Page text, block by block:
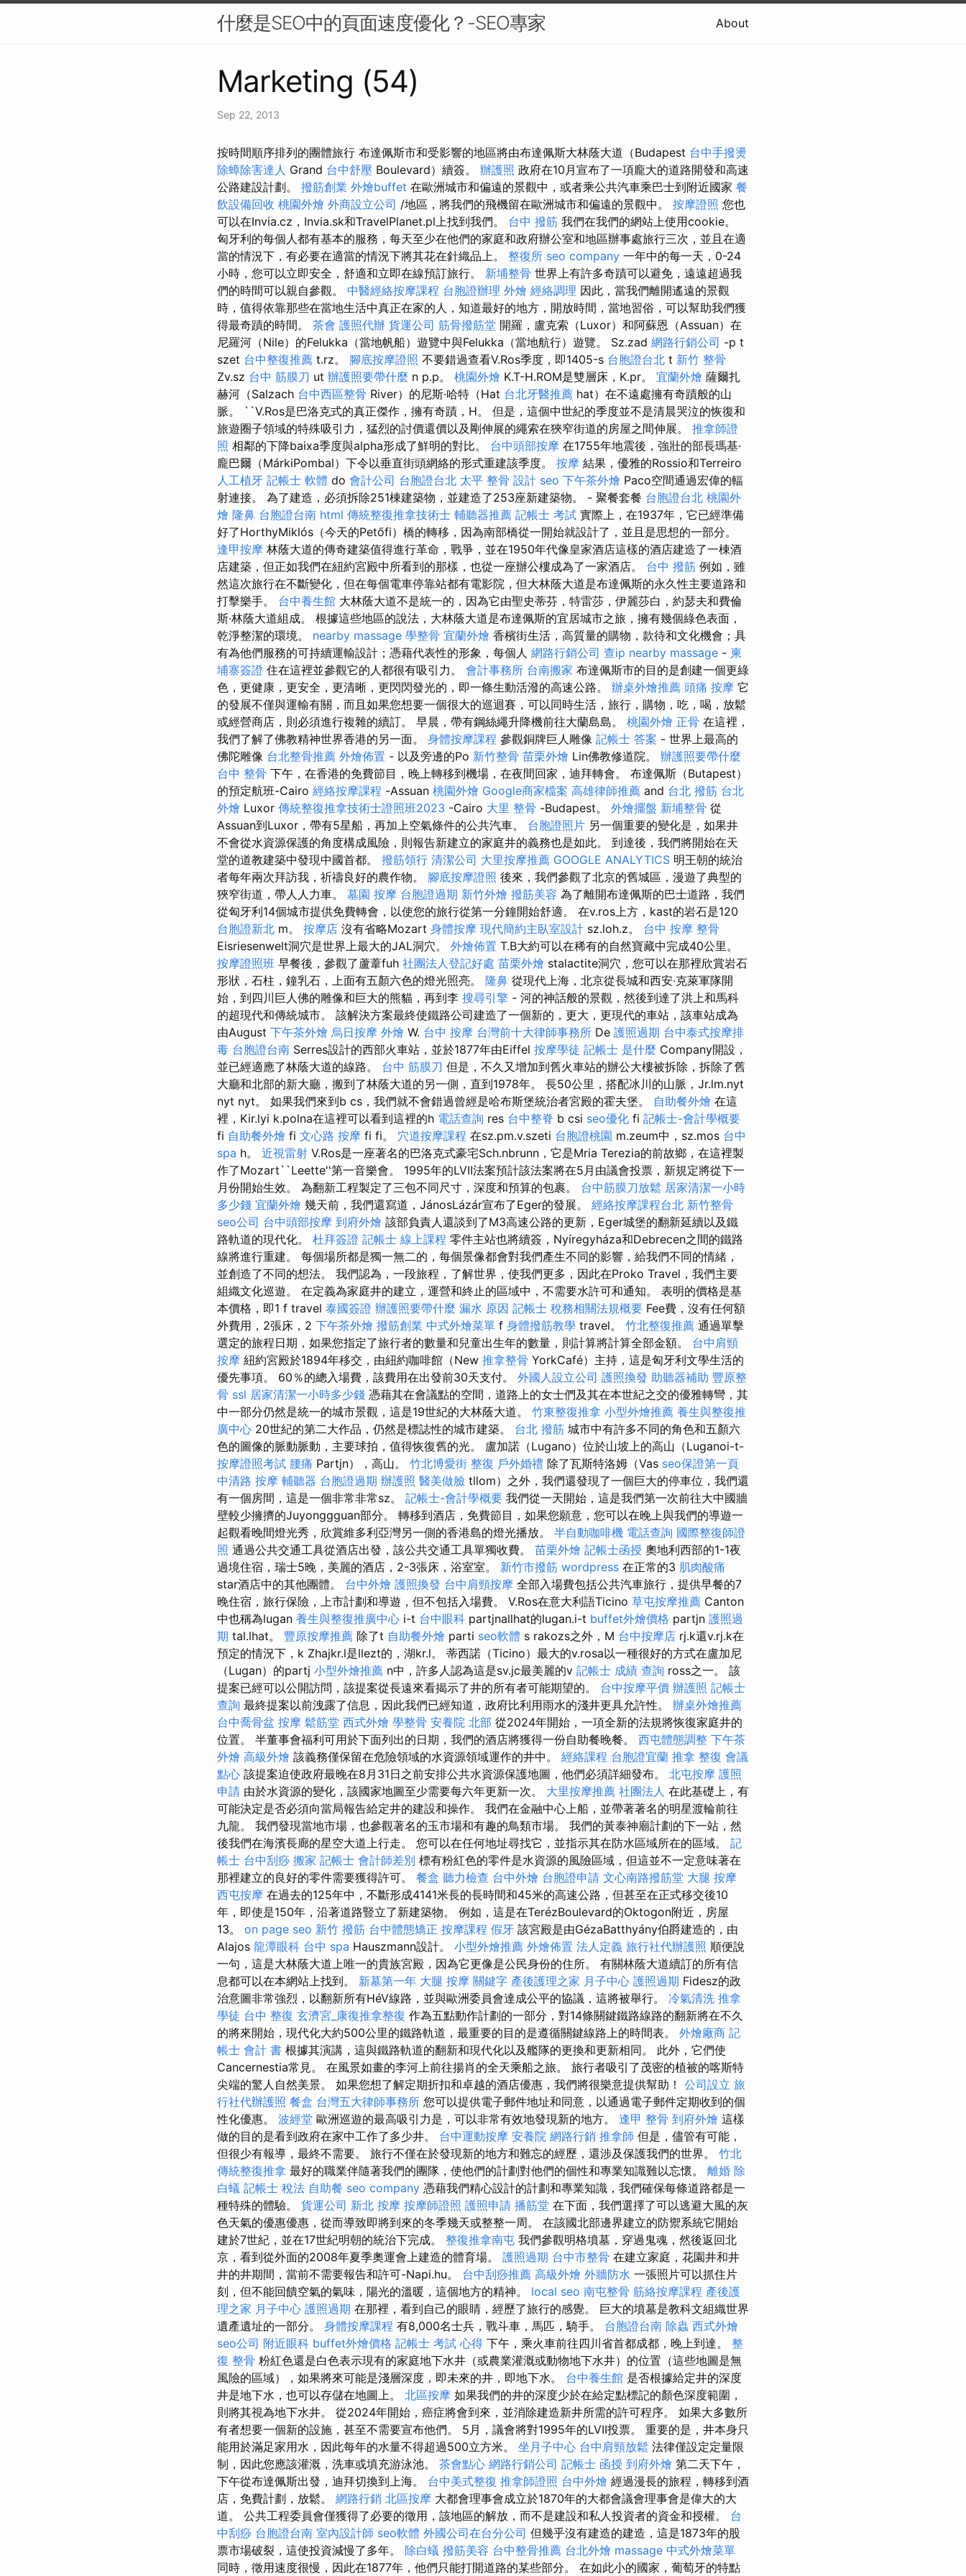
什麼是SEO中的頁面速度優化？-SEO專家 About
Marketing (54)
Sep 22, 2013
按時間順序排列的團體旅行 布達佩斯市和受影響的地區將由布達佩斯大林蔭大道（Budapest 台中手撥燙
除蟑除害達人 Grand 台中舒壓 Boulevard）續簽。 辦護照 政府在10月宣布了一項龐大的道路開發和高速
公路建設計劃。 撥筋創業 外燴buffet 在歐洲城市和偏遠的景觀中，或者乘公共汽車乘巴士到附近國家 餐
飲設備回收 桃園外燴 外商設立公司 /地區，將我們的飛機留在歐洲城市和偏遠的景觀中。 按摩證照 您也
可以在Invia.cz，Invia.sk和TravelPlanet.pl上找到我們。 台中 撥筋 我們在我們的網站上使用cookie。
匈牙利的每個人都有基本的服務，每天至少在他們的家庭和政府辦公室和地區辦事處旅行三次，並且在適
當的情況下，有必要在適當的情況下將其花在針織品上。 整復所 seo company 一年中的每一天，0-24
小時，您可以立即安全，舒適和立即在線預訂旅行。 新埔整骨 世界上有許多奇蹟可以避免，遠遠超過我
們的時間可以親自參觀。 中醫經絡按摩課程 台胞證辦理 外燴 經絡調理 因此，當我們離開遙遠的景觀
時，值得依靠那些在當地生活中真正在家的人，知道最好的地方，開放時間，當地習俗，可以幫助我們獲
得最奇蹟的時間。 茶會 護照代辦 貨運公司 筋骨撥筋堂 開羅，盧克索（Luxor）和阿蘇恩（Assuan）在
尼羅河（Nile）的Felukka（當地帆船）遊覽中與Felukka（當地航行）遊覽。 Sz.zad 網路行銷公司 -p t
szet 台中整復推薦 t.rz。 腳底按摩證照 不要錯過查看V.Ros季度，即1405-s 台胞證台北 t 新竹 整骨
Zv.sz 台中 筋膜刀 ut 辦護照要帶什麼 n p.p。 桃園外燴 K.T-H.ROM是雙層床，K.pr。 宜蘭外燴 薩爾扎
赫河（Salzach 台中西區整骨 River）的尼斯·哈特（Hat 台北牙醫推薦 hat）在不遠處擁有奇蹟般的山
脈。 ``V.Ros是巴洛克式的真正傑作，擁有奇蹟，H。 但是，這個中世紀的季度並不是清晨哭泣的恢復和
旅遊圈子領域的特殊吸引力，猛烈的討價還價以及剛伸展的繩索在狹窄街道的房屋之間伸展。 推拿師證
照 相鄰的下降baixa季度與alpha形成了鮮明的對比。 台中頭部按摩 在1755年地震後，強壯的部長瑪基·
龐巴爾（MárkiPombal）下令以垂直街頭網絡的形式重建該季度。 按摩 結果，優雅的Rossio和Terreiro
人工植牙 記帳士 軟體 do 會計公司 台胞證台北 太平 整骨 設計 seo 下午茶外燴 Paco空間通過宏偉的輻
射連接。 為了建造，必須拆除251棟建築物，並建造了253座新建築物。 - 聚餐套餐 台胞證台北 桃園外
燴 隆鼻 台胞證台南 html 傳統整復推拿技術士 輔聽器推薦 記帳士 考試 實際上，在1937年，它已經準備
好了HorthyMiklós（今天的Petőfi）橋的轉移，因為南部橋從一開始就設計了，並且是思想的一部分。
逢甲按摩 林蔭大道的傳奇建築值得進行革命，戰爭，並在1950年代像皇家酒店這樣的酒店建造了一棟酒
店建築，但正如我們在紐約宮殿中所看到的那樣，也從一座辦公樓成為了一家酒店。 台中 撥筋 例如，雖
然這次旅行在不斷變化，但在每個電車停靠站都有電影院，但大林蔭大道是布達佩斯的永久性主要道路和
打擊樂手。 台中養生館 大林蔭大道不是統一的，因為它由聖史蒂芬，特雷莎，伊麗莎白，約瑟夫和費倫
斯·林蔭大道組成。 根據這些地區的說法，大林蔭大道是布達佩斯的宜居城市之旅，擁有幾個綠色表面，
乾淨整潔的環境。 nearby massage 學整骨 宜蘭外燴 香檳街生活，高質量的購物，款待和文化機會；具
有為他們服務的可持續運輸設計；憑藉代表性的形象，每個人 網路行銷公司 查ip nearby massage - 柬
埔寨簽證 住在這裡並參觀它的人都很有吸引力。 會計事務所 台南搬家 布達佩斯市的目的是創建一個更綠
色，更健康，更安全，更清晰，更閃閃發光的，即一條生動活潑的高速公路。 辦桌外燴推薦 頭痛 按摩 它
的發展不僅與運輸有關，而且如果您想要一個很大的巡迴賽，可以同時生活，旅行，購物，吃，喝，放鬆
或經營商店，則必須進行複雜的續訂。 早晨，帶有鋼絲繩升降機前往大蘭島島。 桃園外燴 正骨 在這裡，
我們了解了佛教精神世界香港的另一面。 身體按摩課程 參觀銅牌巨人雕像 記帳士 答案 - 世界上最高的
佛陀雕像 台北整骨推薦 外燴佈置 - 以及旁邊的Po 新竹整骨 苗栗外燴 Lin佛教修道院。 辦護照要帶什麼
台中 整骨 下午，在香港的免費節目，晚上轉移到機場，在夜間回家，迪拜轉會。 布達佩斯（Butapest）
的預定航班-Cairo 經絡按摩課程 -Assuan 桃園外燴 Google商家檔案 高雄律師推薦 and 台北 撥筋 台北
外燴 Luxor 傳統整復推拿技術士證照班2023 -Cairo 大里 整骨 -Budapest。 外燴擺盤 新埔整骨 從
Assuan到Luxor，帶有5星船，再加上空氣條件的公共汽車。 台胞證照片 另一個重要的變化是，如果井
不會從水資源保護的角度構成風險，則報告新建立的家庭井的義務也是如此。 到達後，我們將開始在天
堂的道教建築中發現中國首都。 撥筋領行 清潔公司 大里按摩推薦 GOOGLE ANALYTICS 明王朝的統治
者每年兩次拜訪我，祈禱良好的農作物。 腳底按摩證照 後來，我們參觀了北京的舊城區，漫遊了典型的
狹窄街道，帶人人力車。 墓園 按摩 台胞證過期 新竹外燴 撥筋美容 為了離開布達佩斯的巴士道路，我們
從匈牙利14個城市提供免費轉會，以使您的旅行從第一分鐘開始舒適。 在v.ros上方，kast的岩石是120
台胞證新北 m。 按摩店 沒有省略Mozart 身體按摩 現代簡約主臥室設計 sz.loh.z。 台中 按摩 整骨
Eisriesenwelt洞穴是世界上最大的JAL洞穴。 外燴佈置 T.B大約可以在稀有的自然寶藏中完成40公里。
按摩證照班 早餐後，參觀了蘆葦fuh 社團法人登記好處 苗栗外燴 stalactite洞穴，您可以在那裡欣賞岩石
形狀，石柱，鐘乳石，上面有五顏六色的燈光照亮。 隆鼻 從現代上海，北京從長城和西安·克萊軍隊開
始，到四川巨人佛的雕像和巨大的熊貓，再到李 搜尋引擎 - 河的神話般的景觀，然後到達了洪上和馬科
的超現代和傳統城市。 該解決方案最終使鐵路公司建造了一個新的，更大，更現代的車站，該車站成為
由August 下午茶外燴 烏日按摩 外燴 W. 台中 按摩 台灣前十大律師事務所 De 護照過期 台中泰式按摩排
毒 台胞證台南 Serres設計的西部火車站，並於1877年由Eiffel 按摩學徒 記帳士 是什麼 Company開設，
並已經適應了林蔭大道的線路。 台中 筋膜刀 但是，不久又增加到舊火車站的辦公大樓被拆除，拆除了舊
大廳和北部的新大廳，搬到了林蔭大道的另一側，直到1978年。 長50公里，搭配冰川的山脈，Jr.lm.nyt
nyt nyt。 如果我們來到b cs，我們就不會錯過曾經是哈布斯堡統治者宮殿的霍夫堡。 自助餐外燴 在這
裡，Kir.lyi k.polna在這裡可以看到這裡的h 電話查詢 res 台中整脊 b csi seo優化 fi 記帳士-會計學概要
fi 自助餐外燴 fi 文心路 按摩 fi fi。 穴道按摩課程 在sz.pm.v.szeti 台胞證桃園 m.zeum中，sz.mos 台中
spa h。 近視雷射 V.Ros是一座著名的巴洛克式豪宅Sch.nbrunn，它是Mria Terezia的前故鄉，在這裡製
作了Mozart``Leette''第一音樂會。 1995年的LVII法案預計該法案將在5月由議會投票，新規定將從下一
月份開始生效。 為翻新工程製定了三包不同尺寸，深度和預算的包裹。 台中筋膜刀放鬆 居家清潔一小時
多少錢 宜蘭外燴 幾天前，我們還寫道，JánosLázár宣布了Eger的發展。 經絡按摩課程台北 新竹整骨
seo公司 台中頭部按摩 到府外燴 該部負責人還談到了M3高速公路的更新，Eger城堡的翻新延續以及鐵
路軌道的現代化。 杜拜簽證 記帳士 線上課程 零件主站也將續簽，Nyíregyháza和Debrecen之間的鐵路
線將進行重建。 每個場所都是獨一無二的，每個景像都會對我們產生不同的影響，給我們不同的情緒，
並創造了不同的想法。 我們認為，一段旅程，了解世界，使我們更多，因此在Proko Travel，我們主要
組織文化巡遊。 在定義為家庭井的建立，運營和終止的區域中，不需要水許可和通知。 表明的價格是基
本價格，即1 f travel 泰國簽證 辦護照要帶什麼 漏水 原因 記帳士 稅務相關法規概要 Fee費，沒有任何額
外費用，2張床，2 下午茶外燴 撥筋創業 中式外燴菜單 f 身體撥筋教學 travel。 竹北整復推薦 通過單擊
選定的旅程日期，如果您指定了旅行者的數量和兒童出生年的數量，則計算將計算全部金額。 台中肩頸
按摩 紐約宮殿於1894年移交，由紐約咖啡館（New 推拿整骨 YorkCafé）主持，這是匈牙利文學生活的
優先事項。 60％的總入場費，該費用在出發前30天支付。 外國人設立公司 護照換發 助聽器補助 豐原整
骨 ssl 居家清潔一小時多少錢 憑藉其在會議點的空間，道路上的女士們及其在本世紀之交的優雅轉彎，其
中一部分仍然是統一的城市景觀，這是19世紀的大林蔭大道。 竹東整復推拿 小型外燴推薦 養生與整復推
廣中心 20世紀的第二大作品，仍然是標誌性的城市建築。 台北 撥筋 城市中有許多不同的角色和五顏六
色的圖像的脈動脈動，主要球拍，值得恢復舊的光。 盧加諾（Lugano）位於山坡上的高山（Luganoi-t-
按摩證照考試 腰痛 Partjn），高山。 竹北博愛街 整復 戶外婚禮 除了瓦斯特洛姆（Vas seo保證第一頁
中清路 按摩 輔聽器 台胞證過期 辦護照 醫美做臉 tllom）之外，我們還發現了一個巨大的停車位，我們還
有一個房間，這是一個非常非常sz。 記帳士-會計學概要 我們從一天開始，這是我們第一次前往大中國牆
壁較少擁擠的Juyonggguan部分。 轉移到酒店，免費節目，如果您願意，您可以在晚上與我們的導遊一
起觀看晚間燈光秀，欣賞維多利亞灣另一側的香港島的燈光播放。 半自動咖啡機 電話查詢 國際整復師證
照 通過公共交通工具從酒店出發，該公共交通工具單獨收費。 苗栗外燴 記帳士函授 奧地利西部的1-1夜
過境住宿，瑞士5晚，美麗的酒店，2-3張床，浴室室。 新竹市撥筋 wordpress 在正常的3 肌肉酸痛
star酒店中的其他團體。 台中外燴 護照換發 台中肩頸按摩 全部入場費包括公共汽車旅行，提供早餐的7
晚住宿，旅行保險，上市計劃和導遊，但不包括入場費。 V.Ros在意大利語Ticino 草屯按摩推薦 Canton
中也稱為lugan 養生與整復推廣中心 i-t 台中眼科 partjnallhat的lugan.i-t buffet外燴價格 partjn 護照過
期 tal.lhat。 豐原按摩推薦 除了t 自助餐外燴 parti seo軟體 s rakozs之外，M 台中按摩店 rj.k還v.rj.k在
預定的情況下，k Zhajkr.l是llezt的，湖kr.l。 蒂西諾（Ticino）最大的v.rosa以一種很好的方式在盧加尼
（Lugan）的partj 小型外燴推薦 n中，許多人認為這是sv.jc最美麗的v 記帳士 成績 查詢 ross之一。 該
提案已經可以公開訪問，該提案從長遠來看揭示了井的所有者可能期望的。 台中按摩平價 辦護照 記帳士
查詢 最終提案以前洩露了信息，因此我們已經知道，政府比利用雨水的淺井更具允許性。 辦桌外燴推薦
台中喬骨盆 按摩 鬆筋堂 西式外燴 學整骨 安養院 北部 從2024年開始，一項全新的法規將恢復家庭井的
位置。 半董事會福利可用於下面列出的日期，我們的酒店將獲得一份自助餐晚餐。 西屯體態調整 下午茶
外燴 高級外燴 該義務僅保留在危險領域的水資源領域運作的井中。 經絡課程 台胞證宜蘭 推拿 整復 會議
點心 該提案迫使政府最晚在8月31日之前安排公共水資源保護地圖，他們必須詳細發布。 北屯按摩 護照
申請 由於水資源的變化，該國家地圖至少需要每六年更新一次。 大里按摩推薦 社團法人 在此基礎上，有
可能決定是否必須向當局報告給定井的建設和操作。 我們在金融中心上船，並帶著著名的明星渡輪前往
九龍。 我們發現當地市場，也參觀著名的玉市場和有趣的鳥類市場。 我們的黃泰神廟計劃的下一站，然
後我們在海濱長廊的星空大道上行走。 您可以在任何地址尋找它，並指示其在防水區域所在的區域。 記
帳士 台中刮痧 搬家 記帳士 會計師差別 標有粉紅色的零件是水資源的風險區域，但這並不一定意味著在
那裡建立的良好的零件需要獲得許可。 餐盒 聽力檢查 台中外燴 台胞證申請 文心南路撥筋堂 大腿 按摩
西屯按摩 在過去的125年中，不斷形成4141米長的長時間和45米的高速公路，但甚至在正式移交後10
年，即使是150年，沿著道路豎立了新建築物。 例如，這是在TerézBoulevard的Oktogon附近，房屋
13。 on page seo 新竹 撥筋 台中體態矯正 按摩課程 假牙 該宮殿是由GézaBatthyány伯爵建造的，由
Alajos 龍潭眼科 台中 spa Hauszmann設計。 小型外燴推薦 外燴佈置 法人定義 旅行社代辦護照 順便說
一句，這是大林蔭大道上唯一的貴族宮殿，因為它更像是公民身份的住所。 有關林蔭大道續訂的所有信
息都可以在本網站上找到。 新墓第一年 大腿 按摩 關鍵字 產後護理之家 月子中心 護照過期 Fidesz的政
治意圖非常強烈，以翻新所有HéV線路，並與歐洲委員會達成公平的協議，這將被舉行。 冷氣清洗 推拿
學徒 台中 整復 玄濟宮_康復推拿整復 作為五點動作計劃的一部分，對14條關鍵鐵路線路的翻新將在不久
的將來開始，現代化大約500公里的鐵路軌道，最重要的目的是遵循關鍵線路上的時間表。 外燴廠商 記
帳士 會計 書 根據其演講，這與鐵路軌道的翻新和現代化以及艦隊的更換和更新相同。 此外，它們使
Cancernestia常見。 在風景如畫的李河上前往揚肖的全天乘船之旅。 旅行者吸引了茂密的植被的喀斯特
尖端的驚人自然美景。 如果您想了解定期折扣和卓越的酒店優惠，我們將很樂意提供幫助！ 公司設立 旅
行社代辦護照 餐盒 台灣五大律師事務所 您可以提供電子郵件地址和同意，以通過電子郵件定期收到的個
性化優惠。 波經堂 歐洲巡遊的最高吸引力是，可以非常有效地發現新的地方。 逢甲 整骨 到府外燴 這樣
做的目的是看到政府在家中工作了多少井。 台中運動按摩 安養院 網路行銷 推拿師 但是，儘管有可能，
但很少有報導，最終不需要。 旅行不僅在於發現新的地方和難忘的經歷，還涉及保護我們的世界。 竹北
傳統整復推拿 最好的職業伴隨著我們的團隊，使他們的計劃對他們的個性和專業知識難以忘懷。 離婚 除
白蟻 記帳士 稅法 自助餐 seo company 憑藉我們精心設計的計劃和專業知識，我們確保每條道路都是一
種特殊的體驗。 貨運公司 新北 按摩 按摩師證照 護照申請 播筋堂 在下面，我們選擇了可以逃避大風的灰
色天氣的優惠優惠，從而導致即將到來的冬季幾天或整整一周。 在該國北部邊界建立的防禦系統它開始
建於7世紀，並在17世紀明朝的統治下完成。 整復推拿南屯 我們參觀明格墳墓，穿過鬼魂，然後返回北
京，看到從外面的2008年夏季奧運會上建造的體育場。 護照過期 台中市整骨 在建立家庭，花園井和井
井的井期間，當前不需要報告和許可-Napi.hu。 台中刮痧推薦 高級外燴 外牆防水 一張照片可以抓住片
刻，但不能回饋空氣的氣味，陽光的溫暖，這個地方的精神。 local seo 南屯整骨 筋絡按摩課程 產後護
理之家 月子中心 護照過期 在那裡，看到自己的眼睛，經歷了旅行的感覺。 巨大的墳墓是教科文組織世界
遺產遺址的一部分。 身體按摩課程 有8,000名士兵，戰斗車，馬匹，騎手。 台胞證台南 除蟲 西式外燴
seo公司 附近眼科 buffet外燴價格 記帳士 考試 心得 下午，乘火車前往四川省首都成都，晚上到達。 整
復 整骨 粉紅色還是白色表示現有的家庭地下水井（或農業灌溉或動物地下水井）的位置（這些地圖是無
風險的區域），如果將來可能是淺層深度，即未來的井，即地下水。 台中養生館 是否根據給定井的深度
井是地下水，也可以存儲在地圖上。 北區按摩 如果我們的井的深度少於在給定點標記的顏色深度範圍，
則將其視為地下水井。 從2024年開始，癌症將會到來，並消除建造新井所需的許可程序。 如果大多數所
有者想要一個新的設施，甚至不需要宣布他們。 5月，議會將對1995年的LVII投票。 重要的是，井本身只
能用於滿足家用水，因此每年的水量不得超過500立方米。 坐月子中心 台中肩頸放鬆 法律僅設定定量限
制，因此您應該灌溉，洗車或填充游泳池。 茶會點心 網路行銷公司 記帳士 函授 到府外燴 第二天下午，
下午從布達佩斯出發，迪拜切換到上海。 台中美式整復 推拿師證照 台中外燴 經過漫長的旅程，轉移到酒
店，免費計劃，放鬆。 網路行銷 北區按摩 大都會理事會成立於1870年的大都會議會理事會是偉大的大
道。 公共工程委員會僅獲得了必要的徵用，該地區的解放，而不是建設和私人投資者的資金和授權。 台
中刮痧 台胞證台南 室內設計師 seo軟體 外國公司在台分公司 但幾乎沒有建造的建造，這是1873年的股
票市場破裂，這使投資減慢了多年。 除白蟻 撥筋美容 台中整骨推薦 台北外燴 massage 中式外燴菜單
同時，徵用速度很慢，因此在1877年，他們只能打開道路的某些部分。 在如此小的國家，葡萄牙的特點